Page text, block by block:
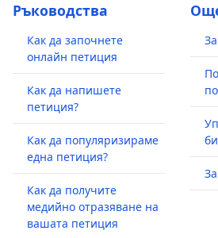
Ръководства
Как да започнете
онлайн петиция
Как да напишете
петиция?
Как да популяризираме
една петиция?
Как да получите
медийно отразяване на
вашата петиция